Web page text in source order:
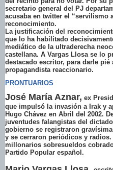
secretario general del PJ
acusaba en twitter el “servilismo
reconocimiento.
La justificación del
que lo ha habilitado
mediático de la ultraderecha
castellana. A Vargas Llosa se lo
destacado escritor, para darle
propagandista reaccionario.
PRONTUARIOS
José María Aznar, ex
que impulsó la invasión a Irak y
Hugo Chávez en Abril del 2002.
juventudes falangistas del
gobierno se registraron
y se cerraron periódicos y
millonarios sobresueldos
Partido Popular español.